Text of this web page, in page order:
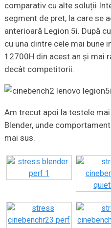
comparativ cu alte soluții
segment de pret, la care se
anterioară Legion 5i. După
cu una dintre cele mai bune
12700H din acest an și mai
decât competitorii.
Am trecut apoi la testele
Blender, unde
mai sus.